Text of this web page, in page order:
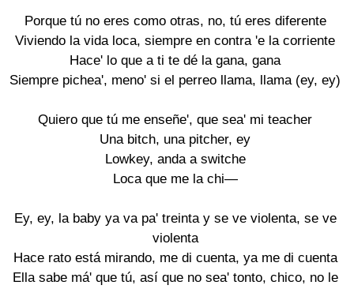
Porque tú no eres como otras, no, tú eres diferente
Viviendo la vida loca, siempre en contra 'e la corriente
Hace' lo que a ti te dé la gana, gana
Siempre pichea', meno' si el perreo llama, llama (ey, ey)
Quiero que tú me enseñe', que sea' mi teacher
Una bitch, una pitcher, ey
Lowkey, anda a switche
Loca que me la chi—
Ey, ey, la baby ya va pa' treinta y se ve violenta, se ve
violenta
Hace rato está mirando, me di cuenta, ya me di cuenta
Ella sabe má' que tú, así que no sea' tonto, chico, no le